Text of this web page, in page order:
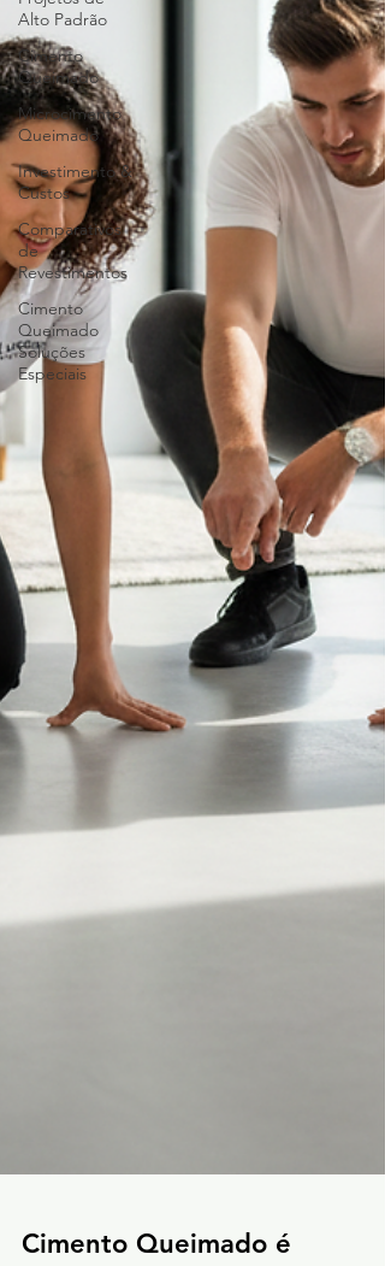
Alto Padrão
Cimento
Queimado
Microcimento
Queimado
Investimento &
Custos
Comparativos
de
Revestimentos
Cimento
Queimado
Soluções
Especiais